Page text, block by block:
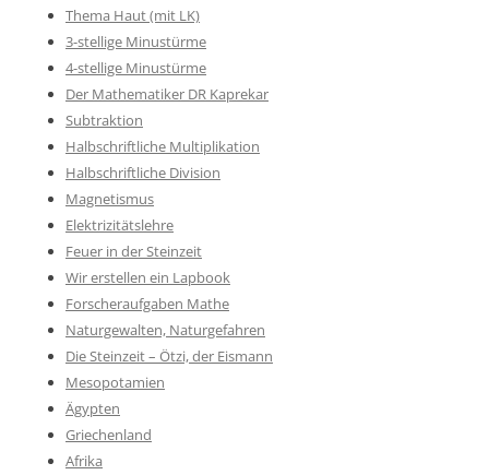
Thema Haut (mit LK)
3-stellige Minustürme
4-stellige Minustürme
Der Mathematiker DR Kaprekar
Subtraktion
Halbschriftliche Multiplikation
Halbschriftliche Division
Magnetismus
Elektrizitätslehre
Feuer in der Steinzeit
Wir erstellen ein Lapbook
Forscheraufgaben Mathe
Naturgewalten, Naturgefahren
Die Steinzeit – Ötzi, der Eismann
Mesopotamien
Ägypten
Griechenland
Afrika